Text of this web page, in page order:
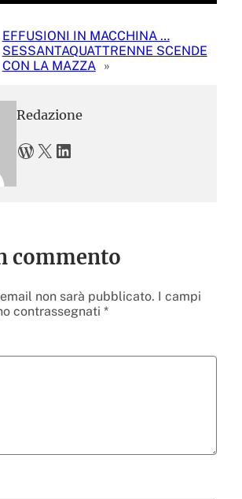
EFFUSIONI IN MACCHINA …
SESSANTAQUATTRENNE SCENDE
CON LA MAZZA »
Redazione
WordPress X LinkedIn
commento
non sarà pubblicato. I campi
contrassegnati *